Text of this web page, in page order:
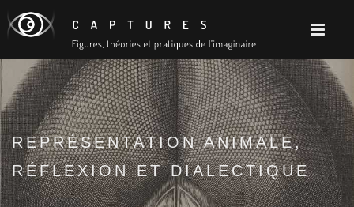
REPRÉSENTATION ANIMALE,
RÉFLEXION ET DIALECTIQUE